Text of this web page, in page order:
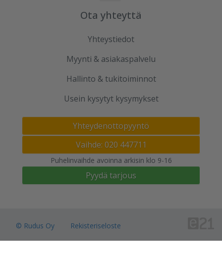
Ota yhteyttä
Yhteystiedot
Myynti & asiakaspalvelu
Hallinto & tukitoiminnot
Usein kysytyt kysymykset
Yhteydenottopyyntö
Vaihde: 020 447711
Puhelinvaihde avoinna arkisin klo 9-16
Pyydä tarjous
© Rudus Oy
Rekisteriseloste